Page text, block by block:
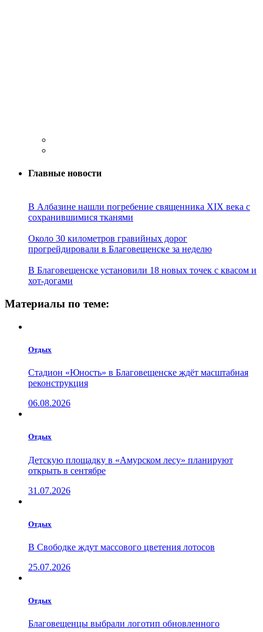
Главные новости
В Албазине нашли погребение священника XIX века с
сохранившимися тканями
Около 30 километров гравийных дорог
прогрейдировали в Благовещенске за неделю
В Благовещенске установили 18 новых точек с квасом и
хот-догами
Материалы по теме:
Отдых
Стадион «Юность» в Благовещенске ждёт масштабная
реконструкция
06.08.2026
Отдых
Детскую площадку в «Амурском лесу» планируют
открыть в сентябре
31.07.2026
Отдых
В Свободке ждут массового цветения лотосов
25.07.2026
Отдых
Благовещенцы выбрали логотип обновленного